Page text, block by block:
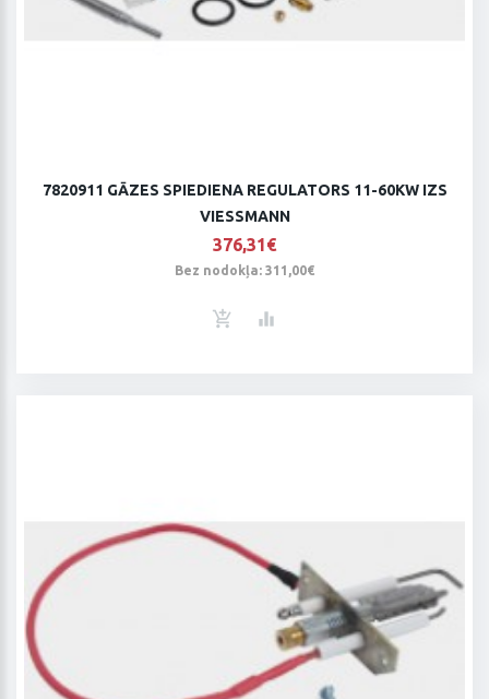
7820911 GĀZES SPIEDIENA REGULATORS 11-60KW IZS
VIESSMANN
376,31€
Bez nodokļa: 311,00€